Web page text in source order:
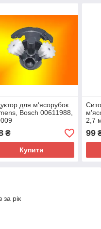
для м'ясорубок
Bosch 00611988,
₴
Купити
2,7
99
за рік